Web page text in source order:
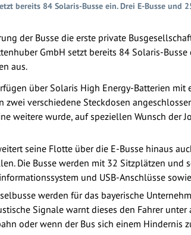
bereits 84 Solaris-Busse ein. Drei E-Busse und
der Busse die erste private
GmbH setzt bereits 84 Solaris-
aus.
über Solaris High Energy-Batterien
zwei verschiedene Steckdosen
weitere wurde, auf speziellen Wunsch der
seine Flotte über die E-Busse hinaus
Die Busse werden mit 32 Sitzplätzen und
und USB-Anschlüsse
werden für das bayerische
Signale warnt dieses den Fahrer
oder wenn der Bus sich einem Hindernis